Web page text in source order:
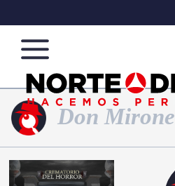
Norte
de
Ciudad
Juárez
Más
que
noticias,
hacemos periodismo
Don Mirone